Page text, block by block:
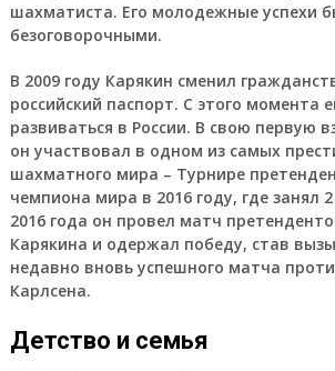
шахматиста. Его молодежные успехи
безоговорочными.
В 2009 году Карякин сменил
российский паспорт. С этого момента
развиваться в России. В свою первую
он участвовал в одном из самых
шахматного мира – Турнире
чемпиона мира в 2016 году, где занял
2016 года он провел матч
Карякина и одержал победу, став
недавно вновь успешного матча
Карлсена.
Детство и семья